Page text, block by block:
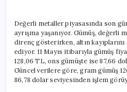
Değerli metaller piyasasında son
ayrışma yaşanıyor. Gümüş, değerli
direnç gösterirken, altın
ediyor. 11 Mayıs itibarıyla gümüş
128,06 TL, ons gümüşte ise 87,66
Güncel verilere göre, gram gümüş
86,78 dolar seviyesinden işlem